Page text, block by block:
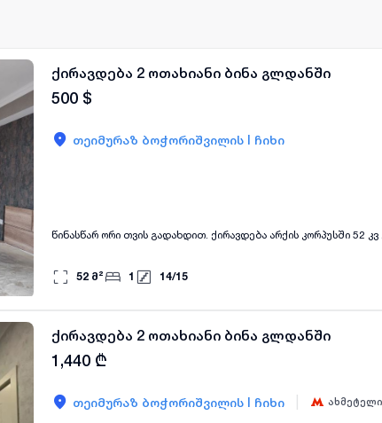
ქირავდება 2 ოთახიანი ბინა გლდანში
500 $
თეიმურაზ ბოჭორიშვილის I ჩიხი
წინასწარ ორი თვის გადახდით. ქირავდება
52 მ² 1 14/15
ქირავდება 2 ოთახიანი ბინა გლდანში
1,440 ₾
თეიმურაზ ბოჭორიშვილის I ჩიხი